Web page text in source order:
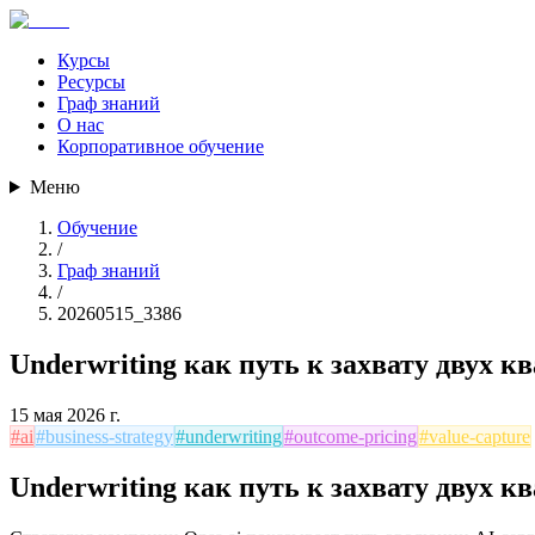
Курсы
Ресурсы
Граф знаний
О нас
Корпоративное обучение
Меню
Обучение
/
Граф знаний
/
20260515_3386
Underwriting как путь к захвату двух
15 мая 2026 г.
#ai#business-strategy#underwriting#outcome-pricing#value-capture
Underwriting как путь к захвату двух